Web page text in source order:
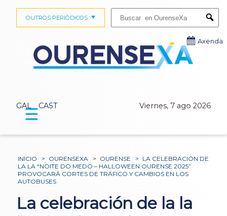
GAL CAST Viernes, 7 ago 2026
OUTROS PERIÓDICOS
Axenda
☰
INICIO > OURENSEXA > OURENSE > LA CELEBRACIÓN DE
LA LA “NOITE DO MEDO – HALLOWEEN OURENSE 2025”
PROVOCARÁ CORTES DE TRÁFICO Y CAMBIOS EN LOS
AUTOBUSES
La celebración de la la